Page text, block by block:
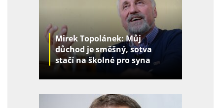
Mirek Topolánek: Můj
důchod je směšný, sotva
stačí na školné pro syna